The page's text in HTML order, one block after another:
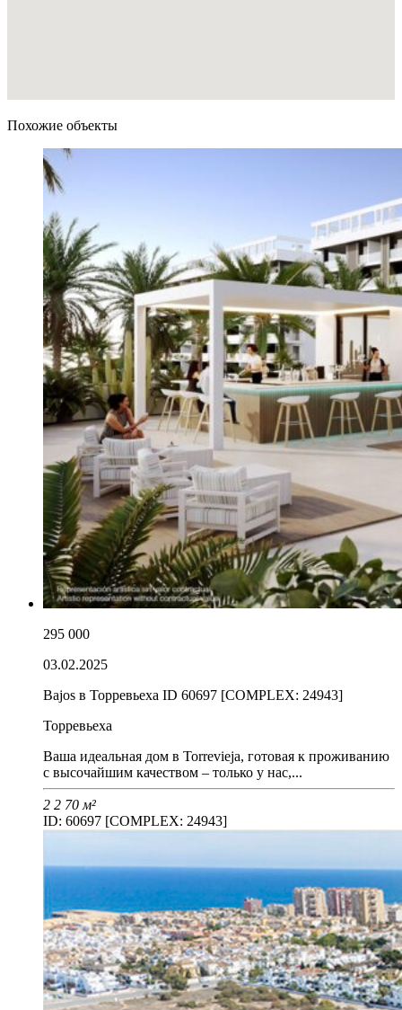
Похожие объекты
295 000
03.02.2025
Bajos в Торревьеха ID 60697 [COMPLEX: 24943]
Торревьеха
Ваша идеальная дом в Torrevieja, готовая к проживанию
с высочайшим качеством – только у нас,...
2 2 70 м²
ID: 60697 [COMPLEX: 24943]